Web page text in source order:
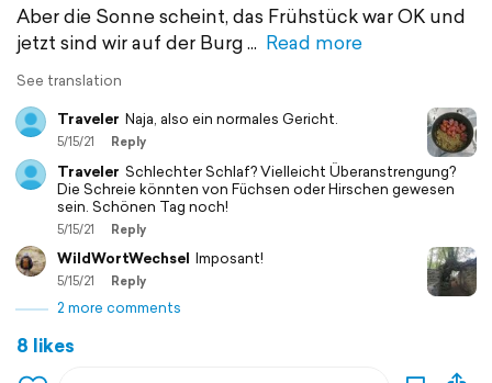
Aber die Sonne scheint, das Frühstück war OK und
jetzt sind wir auf der Burg
Read more
See translation
Traveler Naja, also ein normales Gericht.
5/15/21 Reply
Traveler Schlechter Schlaf? Vielleicht Überanstrengung?
Die Schreie könnten von Füchsen oder Hirschen gewesen
sein. Schönen Tag noch!
5/15/21 Reply
WildWortWechsel Imposant!
5/15/21 Reply
2 more comments
8 likes